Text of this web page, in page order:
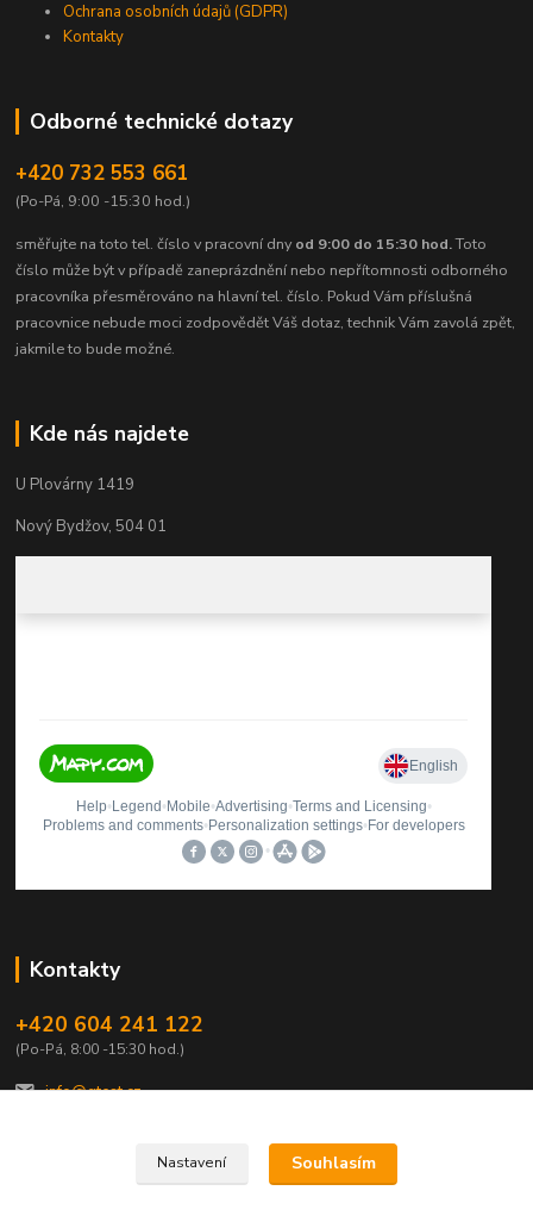
Ochrana osobních údajů (GDPR)
Kontakty
Odborné technické dotazy
+420 732 553 661
(Po-Pá, 9:00 -15:30 hod.)
směřujte na toto tel. číslo v pracovní dny od 9:00 do 15:30 hod.Toto
číslo může být v případě zaneprázdnění nebo nepřítomnosti odborného
pracovníka přesměrováno na hlavní tel. číslo. Pokud Vám příslušná
pracovnice nebude moci zodpovědět Váš dotaz, technik Vám zavolá zpět,
jakmile to bude možné.
Kde nás najdete
U Plovárny 1419
Nový Bydžov, 504 01
Kontakty
+420 604 241 122
(Po-Pá, 8:00 -15:30 hod.)
info@qtest.cz
Nastavení Souhlasím